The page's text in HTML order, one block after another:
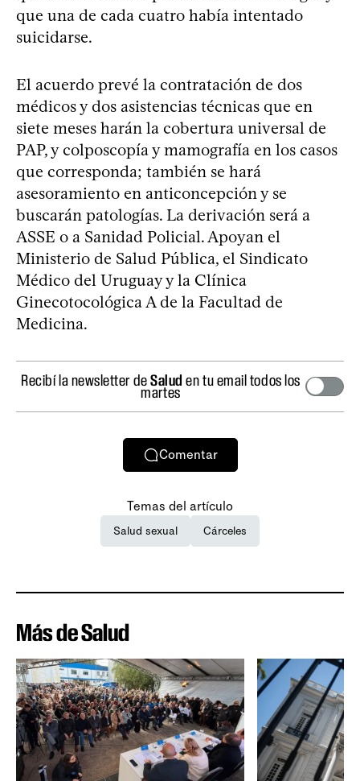
que una de cada cuatro había intentado
suicidarse.
El acuerdo prevé la contratación de dos
médicos y dos asistencias técnicas que en
siete meses harán la cobertura universal de
PAP, y colposcopía y mamografía en los casos
que corresponda; también se hará
asesoramiento en anticoncepción y se
buscarán patologías. La derivación será a
ASSE o a Sanidad Policial. Apoyan el
Ministerio de Salud Pública, el Sindicato
Médico del Uruguay y la Clínica
Ginecotocológica A de la Facultad de
Medicina.
Recibí la newsletter deSalud en tu email todos los
martes
Comentar
Temas del artículo
Salud sexual Cárceles
Más de Salud